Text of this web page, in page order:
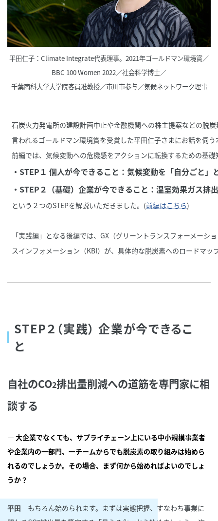
平田仁子：Climate Integrate代表理事。2021年ゴールドマン環境賞／
BBC 100 Women 2022／社会科学博士／
千葉商科大学大学院客員准教授／市川市参与／気候ネットワーク理事
石炭火力発電所の建設計画中止や金融機関への株主提案などの脱
言われるゴールドマン環境賞を受賞した平田仁子さまにお話を伺う
前編では、気候変動への危機感をアクションに転換するための基
・ STEP１ 個人が今できること：気候変動を「自分ごと
・STEP２（基礎）企業が今できること：温室効果ガス
という２つのSTEPを解説いただきました。(前編はこちら)
「実践編」となる後編では、GX（グリーントランスフォーメー
スインフォメーション（KBI）が、具体的な脱炭素へのロードマ
STEP２（実践） 企業が今できるこ
と
自社のCO2排出量削減への道筋を専門家に相
談する
― 大企業でなくても、サプライチェーン上にいる中小規模事業者
や企業内の一部門、一チームからでも脱炭素の取り組みは始めら
れるのでしょうか。その場合、まず何から始めればよいのでしょ
うか？
平田 もちろん始められます。まずは実態把握、すなわち事業に